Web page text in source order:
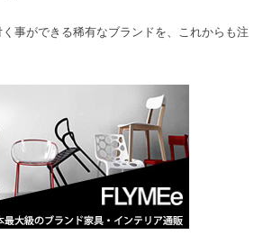
事ができる稀有なブランドを、これからも注